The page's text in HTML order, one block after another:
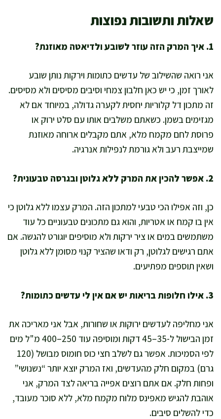
שאלות ותשובות נפוצות
1. איך המרק הזה עוזר לשובע ולדיאטה מאוזנת?
אני רואה שהשילוב של עדשים כתומות וירקות נותן שובע
לאורך זמן, כי יש כאן חלבון צמחי וסיבים מסיסים ולא מסיסים.
זה מתכון דל קלוריות יחסית לקערה גדולה, במיוחד אם לא
מגזימים בשמן. כשאתם משלבים אותו עם סלט ירוק או
פרוסת לחם מקמח מלא, אתם מקבלים ארוחה מאוזנת
שמייצבת רעב ולא גורמת לנפילות אנרגיה.
2. אפשר להכין את המרק ללא גלוטן ובגרסה טבעונית?
כן, וזה אפילו הכי טבעי למתכון הזה. המרק עצמו ללא גלוטן כי
אין בו קמח או אטריות, והוא גם מתכונים טבעוניים כל עוד
משתמשים במים או ציר ירקות ולא מוסיפים יוגורט להגשה. אם
אתם רגישים לגלוטן, רק ודאו שהציר קנוי מסומן ללא גלוטן
ושאין תוספים מפתיעים.
3. אילו חלופות בריאות יש אם אין לי עדשים כתומות?
אני מחליפה לעדשים ירוקות או שחורות, אבל אני מאריכה את
זמן הבישול ל-35–45 דקות ומוסיפה עוד 250–400 מ"ל מים
לפי הסמיכות. אפשר גם לשלב חצי כוס חומוס מבושל (120
גרם) במקום חלק מהעדשים, ואז המרק יוצא יותר “נשנושי”
ופחות חלק. אם אתם רוצים אפייה בריאה לצד המרק, אני
אוהבת להגיש מאפינס מלוח מקמח מלא, ללא סוכר מעובד,
כדי להשלים סיבים.